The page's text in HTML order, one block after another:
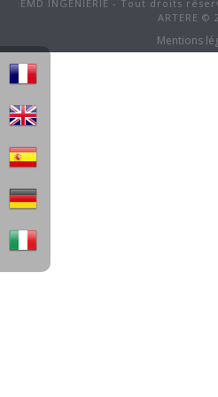
EMD INGENIERIE - Tout droits
ARTERE ©
Mentions